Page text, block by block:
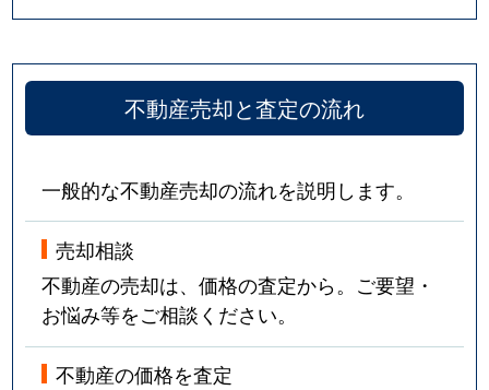
不動産売却と査定の流れ
一般的な不動産売却の流れを説明します。
売却相談
不動産の売却は、価格の査定から。ご要望・
お悩み等をご相談ください。
不動産の価格を査定